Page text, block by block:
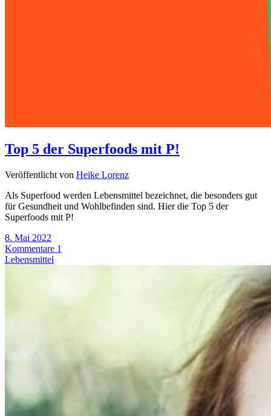
Top 5 der Superfoods mit P!
Veröffentlicht von Heike Lorenz
Als Superfood werden Lebensmittel bezeichnet, die besonders gut
für Gesundheit und Wohlbefinden sind. Hier die Top 5 der
Superfoods mit P!
8. Mai 2022
Kommentare 1
Lebensmittel